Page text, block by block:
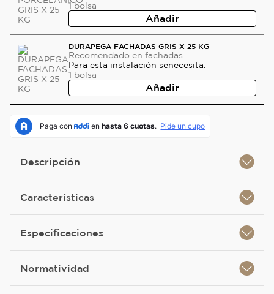
1 bolsa
Añadir
DURAPEGA FACHADAS GRIS X 25 KG
Recomendado en fachadas
Para esta instalación senecesita:
1 bolsa
Añadir
Descripción
Características
Especificaciones
Normatividad